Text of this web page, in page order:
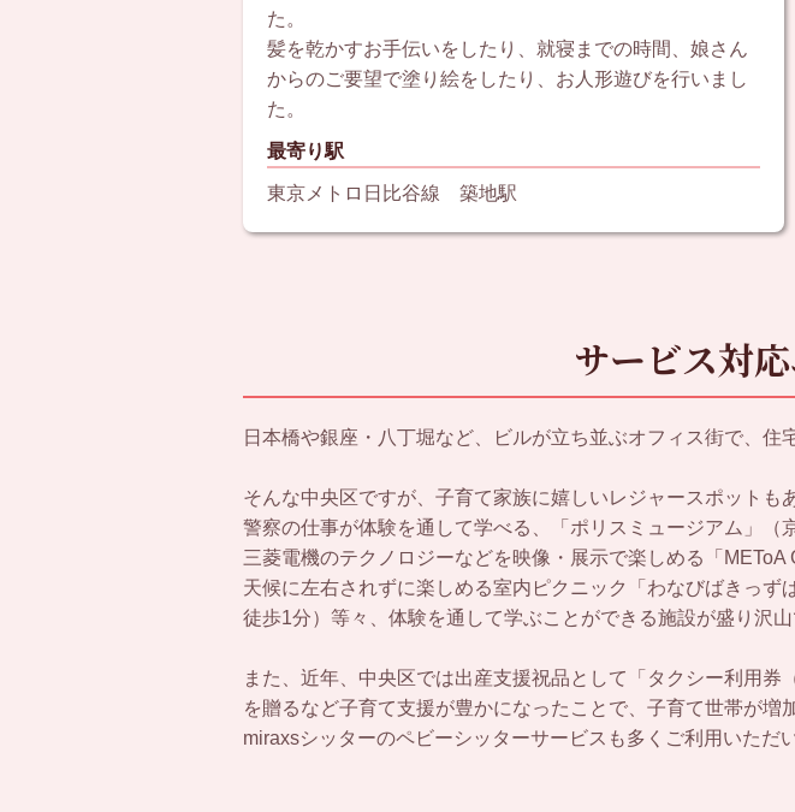
た。
髪を乾かすお手伝いをしたり、就寝までの時間、娘さん
からのご要望で塗り絵をしたり、お人形遊びを行いまし
た。
最寄り駅
東京メトロ日比谷線 築地駅
サービス対
日本橋や銀座・八丁堀など、ビルが立ち並ぶオフィス街で、住
そんな中央区ですが、子育て家族に嬉しいレジャースポットも
警察の仕事が体験を通して学べる、「ポリスミュージアム」（
三菱電機のテクノロジーなどを映像・展示で楽しめる「
天候に左右されずに楽しめる室内ピクニック「わなびばきっ
徒歩1分）等々、体験を通して学ぶことができる施設が盛り沢山
また、近年、中央区では出産支援祝品として「タクシー利用
を贈るなど子育て支援が豊かになったことで、子育て世帯が増
miraxsシッターのペビーシッターサービスも多くご利用いただ